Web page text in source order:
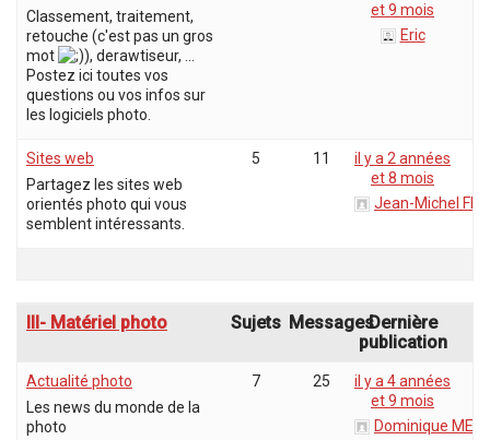
Classement, traitement,
retouche (c'est pas un gros
mot
), derawtiseur, ...
Postez ici toutes vos
questions ou vos infos sur
les logiciels photo.
et 9 mois
Eric
Sites web
Partagez les sites web
orientés photo qui vous
semblent intéressants.
5 11
il y a 2 années
et 8 mois
Jean-Michel
III- Matériel photo Sujets MessagesDernière
publication
Actualité photo
Les news du monde de la
photo
7 25
il y a 4 années
et 9 mois
Dominique